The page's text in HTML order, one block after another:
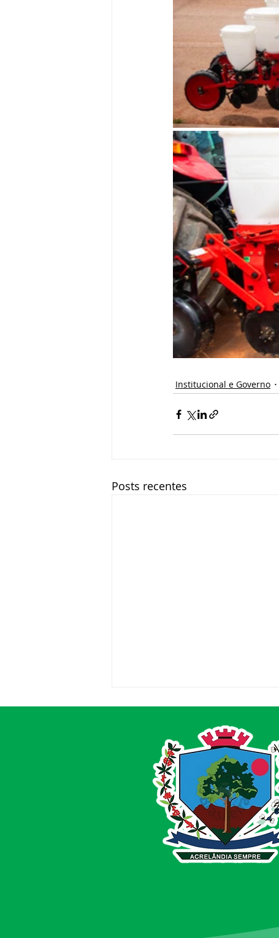
Institucional e Governo
Posts recentes
Entrega de Equipamentos
Agrícolas reforça
compromisso com
produtores de Acrelândia